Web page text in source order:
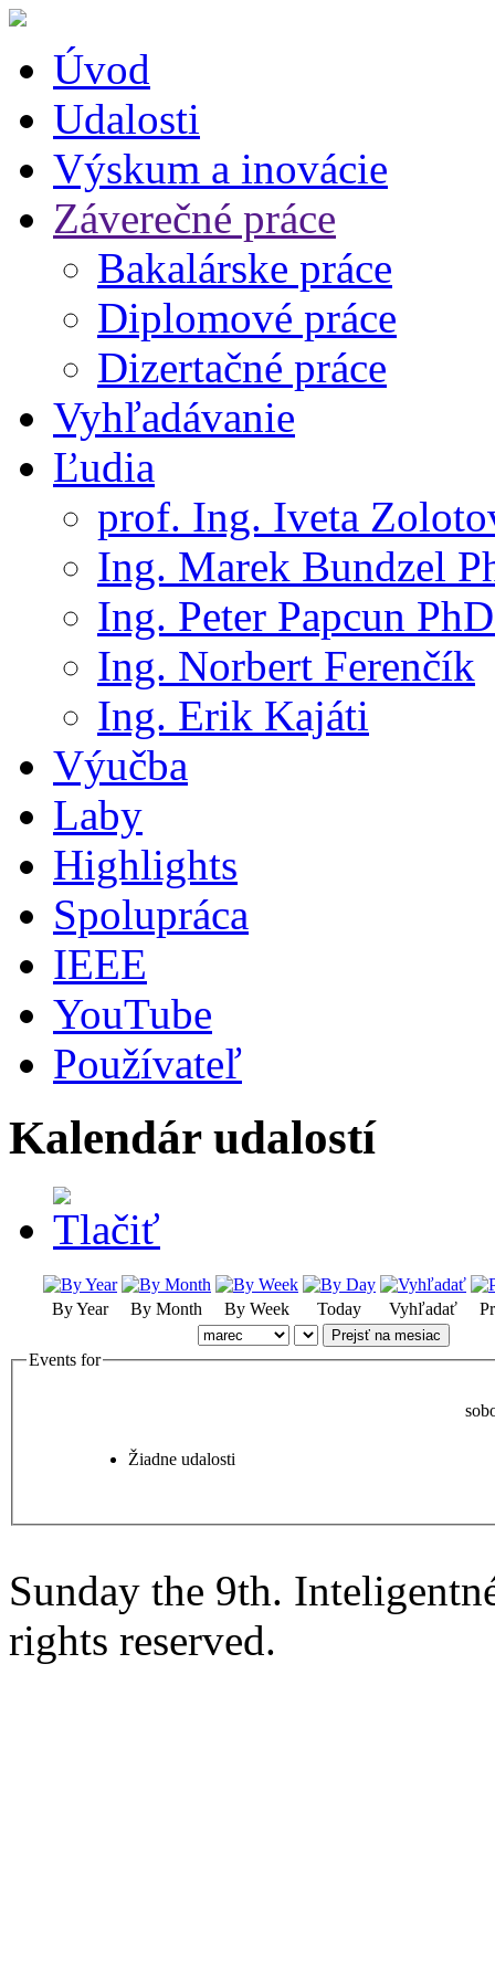
Úvod
Udalosti
Výskum a inovácie
Záverečné práce
Bakalárske práce
Diplomové práce
Dizertačné práce
Vyhľadávanie
Ľudia
prof. Ing. Iveta
Ing. Marek Bundzel
Ing. Peter Papcun
Ing. Norbert Ferenčík
Ing. Erik Kajáti
Výučba
Laby
Highlights
Spolupráca
IEEE
YouTube
Používateľ
Kalendár udalostí
By Year By Month By Week Today Vyhľadať
Prejsť na mesiac
Events for
Žiadne udalosti
Sunday the 9th.
rights reserved.